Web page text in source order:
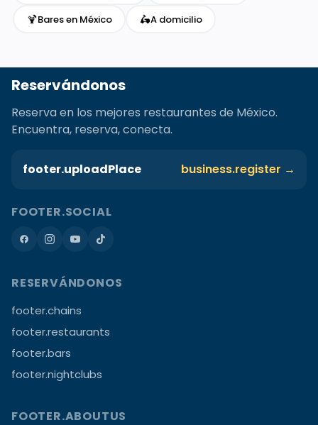
🍹Bares en México 🛵A domicilio
Reservándonos
Reserva en los mejores restaurantes de México.
Encuentra, reserva, conecta.
footer.uploadPlace business.register →
FOOTER.SOCIAL
RESERVÁNDONOS
footer.chains
footer.restaurants
footer.bars
footer.nightclubs
FOOTER.ABOUTUS